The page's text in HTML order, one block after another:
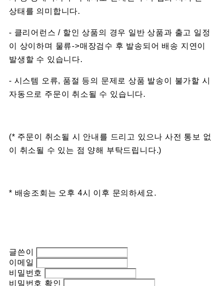
상태를 의미합니다.
- 클리어런스 / 할인 상품의 경우 일반 상품과 출고 일정
이 상이하며 물류->매장검수 후 발송되어 배송 지연이
발생할 수 있습니다.
- 시스템 오류, 품절 등의 문제로 상품 발송이 불가할 시
자동으로 주문이 취소될 수 있습니다.
(* 주문이 취소될 시 안내를 드리고 있으나 사전 통보 없
이 취소될 수 있는 점 양해 부탁드립니다.)
* 배송조회는 오후 4시 이후 문의하세요.
글쓴이
이메일
비밀번호
비밀번호 확인